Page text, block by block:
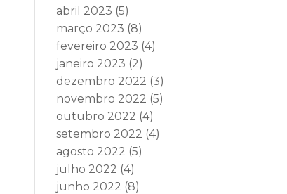
abril 2023 (5)
março 2023 (8)
fevereiro 2023 (4)
janeiro 2023 (2)
dezembro 2022 (3)
novembro 2022 (5)
outubro 2022 (4)
setembro 2022 (4)
agosto 2022 (5)
julho 2022 (4)
junho 2022 (8)